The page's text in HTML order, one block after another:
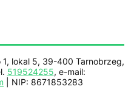
1, lokal 5, 39-400 Tarnobrzeg,
519524255, e-mail:
| NIP: 8671853283